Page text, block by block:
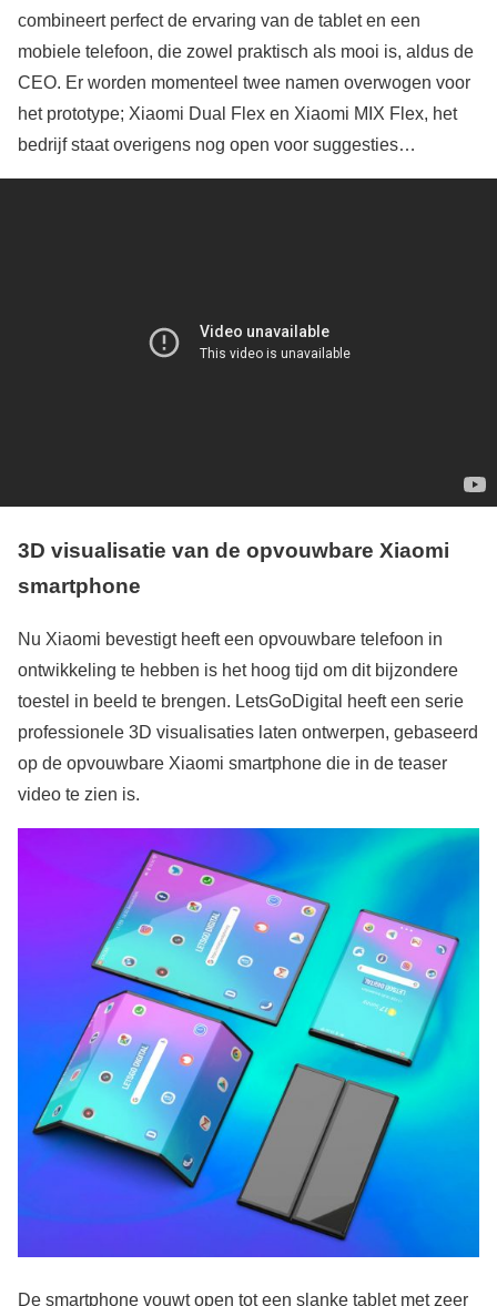
combineert perfect de ervaring van de tablet en een
mobiele telefoon, die zowel praktisch als mooi is, aldus de
CEO. Er worden momenteel twee namen overwogen voor
het prototype; Xiaomi Dual Flex en Xiaomi MIX Flex, het
bedrijf staat overigens nog open voor suggesties…
3D visualisatie van de opvouwbare Xiaomi
smartphone
Nu Xiaomi bevestigt heeft een opvouwbare telefoon in
ontwikkeling te hebben is het hoog tijd om dit bijzondere
toestel in beeld te brengen. LetsGoDigital heeft een serie
professionele 3D visualisaties laten ontwerpen, gebaseerd
op de opvouwbare Xiaomi smartphone die in de teaser
video te zien is.
De smartphone vouwt open tot een slanke tablet met zeer